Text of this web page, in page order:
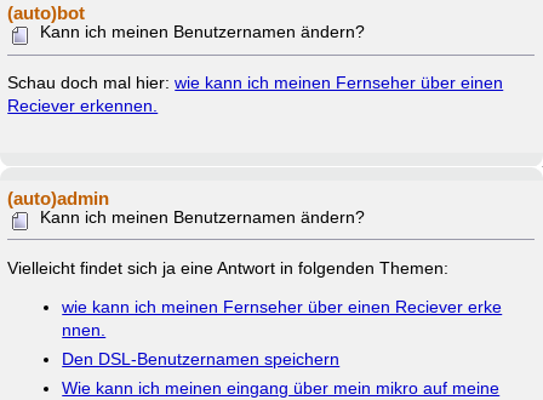
(auto)bot
Kann ich meinen Benutzernamen ändern?
Schau doch mal hier:wie kann ich meinen Fernseher über einen
Reciever erkennen.
(auto)admin
Kann ich meinen Benutzernamen ändern?
Vielleicht findet sich ja eine Antwort in folgenden Themen:
wie kann ich meinen Fernseher über einen Reciever erke
nnen.
Den DSL-Benutzernamen speichern
Wie kann ich meinen eingang über mein mikro auf meine